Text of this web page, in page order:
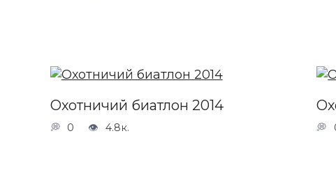
Охотничий биатлон 2014
0 4.8к.